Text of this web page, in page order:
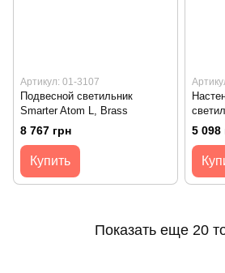
Артикул: 01-3107
Подвесной светильник
Smarter Atom L, Brass
8 767 грн
Купить
Brass
5 098
Показать еще 20